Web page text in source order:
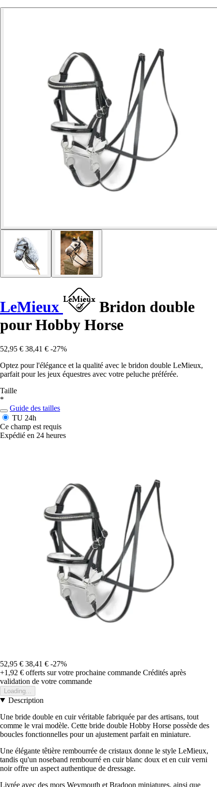
LeMieux
Bridon double
pour Hobby Horse
52,95 € 38,41 € -27%
Optez pour l'élégance et la qualité avec le bridon double LeMieux,
parfait pour les jeux équestres avec votre peluche préférée.
Taille
*
Guide des tailles
TU 24h
Ce champ est requis
Expédié en 24 heures
52,95 € 38,41 € -27%
+1,92 € offerts sur votre prochaine commande Crédités après
validation de votre commande
Loading...
Description
Une bride double en cuir véritable fabriquée par des artisans, tout
comme le vrai modèle. Cette bride double Hobby Horse possède des
boucles fonctionnelles pour un ajustement parfait en miniature.
Une élégante têtière rembourrée de cristaux donne le style LeMieux,
tandis qu'un noseband rembourré en cuir blanc doux et en cuir verni
noir offre un aspect authentique de dressage.
Livrée avec des mors Weymouth et Bradoon miniatures, ainsi que